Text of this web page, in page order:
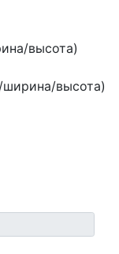
высота)
ширина/высота)